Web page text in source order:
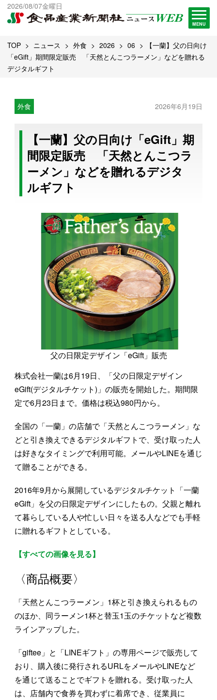
2026/08/07金曜日
MENU
出版物一覧へ
試読・購読申し込み
TOP ニュース 外食 2026 06
【一蘭】父の日向け
「eGift」期間限定販売 「天然とんこつラーメン」などを贈れる
デジタルギフト
外食 2026年6月19日
【一蘭】父の日向け「eGift」期
間限定販売 「天然とんこつラ
ーメン」などを贈れるデジタ
ルギフト
父の日限定デザイン「eGift」販売
株式会社一蘭は6月19日、「父の日限定デザイン
eGift(デジタルチケット)」の販売を開始した。期間限
定で6月23日まで。価格は税込980円から。
全国の「一蘭」の店舗で「天然とんこつラーメン」な
どと引き換えできるデジタルギフトで、受け取った人
は好きなタイミングで利用可能。メールやLINEを通じ
て贈ることができる。
2016年9月から展開しているデジタルチケット「一蘭
eGift」を父の日限定デザインにしたもの。父親と離れ
て暮らしている人や忙しい日々を送る人などでも手軽
に贈れるギフトとしている。
【すべての画像を見る】
〈商品概要〉
「天然とんこつラーメン」1杯と引き換えられるもの
のほか、同ラーメン1杯と替玉1玉のチケットなど複数
ラインアップした。
「giftee」と「LINEギフト」の専用ページで販売して
おり、購入後に発行されるURLをメールやLINEなど
を通じて送ることでギフトを贈れる。受け取った人
は、店舗内で食券を買わずに着席でき、従業員に